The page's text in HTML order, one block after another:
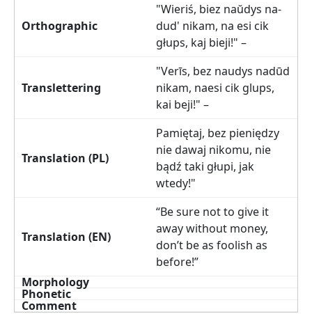
"Wieriś, biez naŭdys na-
dud' nikam, na esi cik
głups, kaj bieji!" –
"Verīs, bez naudys nadūd
nikam, naesi cik glups,
kai beji!" –
Pamiętaj, bez pieniędzy
nie dawaj nikomu, nie
bądź taki głupi, jak
wtedy!"
“Be sure not to give it
away without money,
don’t be as foolish as
before!”